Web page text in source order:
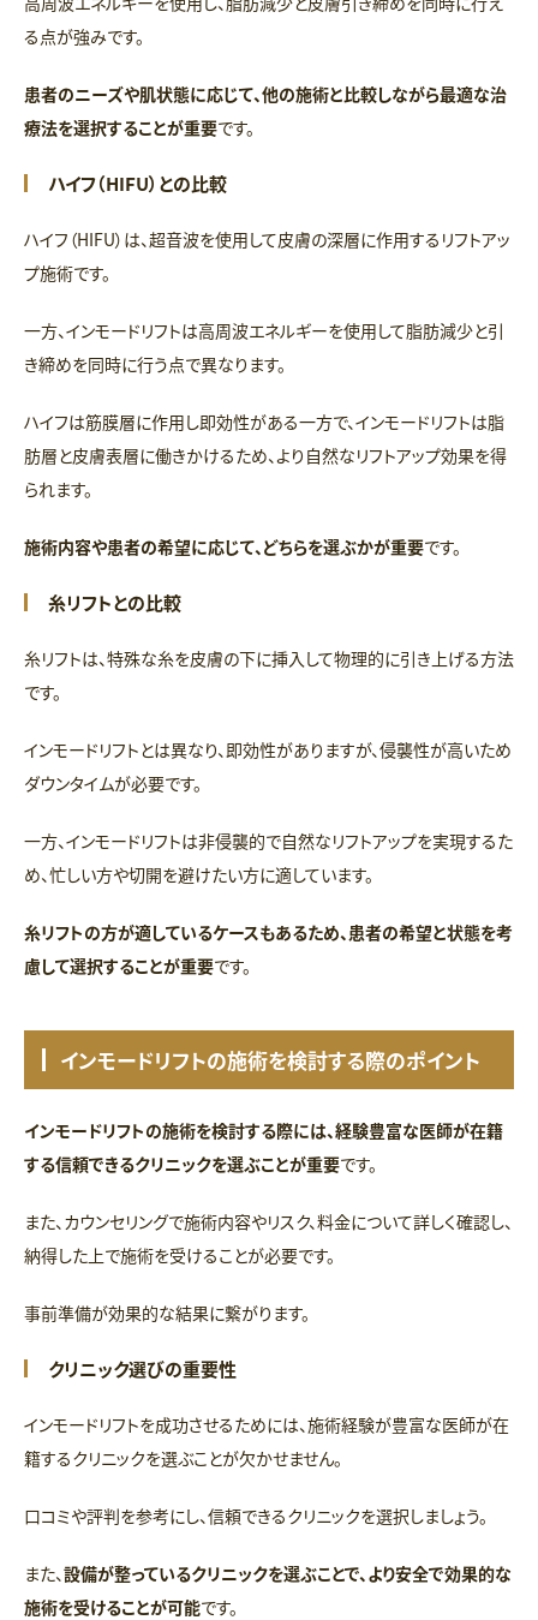
る点が強みです。
患者のニーズや肌状態に応じて、他の施術と比較しながら最適な治
療法を選択することが重要です。
ハイフ（HIFU）との比較
ハイフ（HIFU）は、超音波を使用して皮膚の深層に作用するリフトアッ
プ施術です。
一方、インモードリフトは高周波エネルギーを使用して脂肪減少と引
き締めを同時に行う点で異なります。
ハイフは筋膜層に作用し即効性がある一方で、インモードリフトは脂
肪層と皮膚表層に働きかけるため、より自然なリフトアップ効果を得
られます。
施術内容や患者の希望に応じて、どちらを選ぶかが重要です。
糸リフトとの比較
糸リフトは、特殊な糸を皮膚の下に挿入して物理的に引き上げる方法
です。
インモードリフトとは異なり、即効性がありますが、侵襲性が高いため
ダウンタイムが必要です。
一方、インモードリフトは非侵襲的で自然なリフトアップを実現するた
め、忙しい方や切開を避けたい方に適しています。
糸リフトの方が適しているケースもあるため、患者の希望と状態を考
慮して選択することが重要です。
インモードリフトの施術を検討する際のポイント
インモードリフトの施術を検討する際には、経験豊富な医師が在籍
する信頼できるクリニックを選ぶことが重要です。
また、カウンセリングで施術内容やリスク、料金について詳しく確認し、
納得した上で施術を受けることが必要です。
事前準備が効果的な結果に繋がります。
クリニック選びの重要性
インモードリフトを成功させるためには、施術経験が豊富な医師が在
籍するクリニックを選ぶことが欠かせません。
口コミや評判を参考にし、信頼できるクリニックを選択しましょう。
また、設備が整っているクリニックを選ぶことで、より安全で効果的な
施術を受けることが可能です。